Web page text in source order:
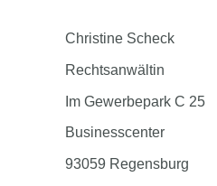
Christine Scheck
Rechtsanwältin
Im Gewerbepark C 25
Businesscenter
93059 Regensburg